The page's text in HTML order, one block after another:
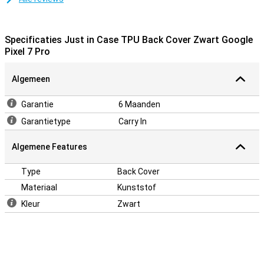
Specificaties Just in Case TPU Back Cover Zwart Google
Pixel 7 Pro
Algemeen
Garantie
6 Maanden
Garantietype
Carry In
Algemene Features
Type
Back Cover
Materiaal
Kunststof
Kleur
Zwart